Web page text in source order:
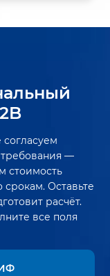
согласуем
—
стоимость
Оставьте
расчёт.
все поля